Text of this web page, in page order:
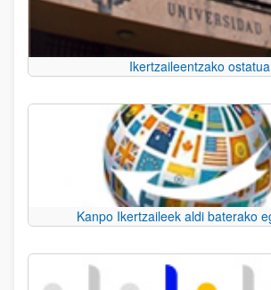
Ikertzaileentzako ostatua
Kanpo Ikertzaileek aldi baterako